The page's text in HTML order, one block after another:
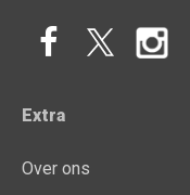
Extra
Over ons